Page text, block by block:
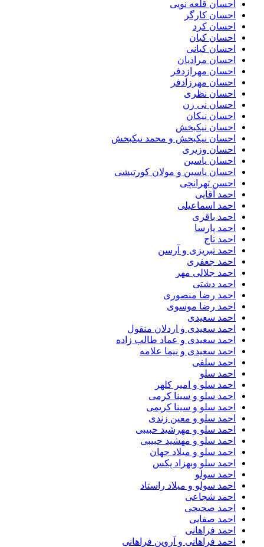
احسان قلعه نویی
احسان کارگر
احسان کرد
احسان کیان
احسان کیانی
احسان مرادیان
احسان مهرازدفر
احسان مهرزادفر
احسان نظری
احسان نی زن
احسان نیکان
احسان نیکبخش
احسان نیکبخش و محمد نیکبخش
احسان وزیری
احسان یاسین
احسان یاسین و مولان کورتیشی
احسن تهرانچی
احمد آقایی
احمد اسماعیلی
احمد باقری
احمد پارسا
احمد تاج
احمد تبریزی و آرسن
احمد جعفری
احمد جلالی مهر
احمد دشتی
احمد رضا منصوری
احمد رضا موسوی
احمد سعیدی
احمد سعیدی و اردلان منقول
احمد سعیدی و عماد طالب زاده
احمد سعیدی و نیما علامه
احمد سلفی
احمد سلو
احمد سلو و امیر کلهر
احمد سلو و سینا کرمی
احمد سلو و سینا کریمی
احمد سلو و معین زندی
احمد سلو و مهرشید حبیبی
احمد سلو و مهشید حبیبی
احمد سلو و میلاد جهان
احمد سلو وبهزاد پکس
احمد سولو
احمد سولو و میلاد راستاد
احمد شجاعی
احمد صحیحی
احمد صفایی
احمد فراهانی
احمد فراهانی و آروین فراهانی